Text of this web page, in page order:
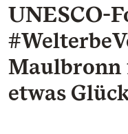
UNESCO-
Maulbronn
etwas